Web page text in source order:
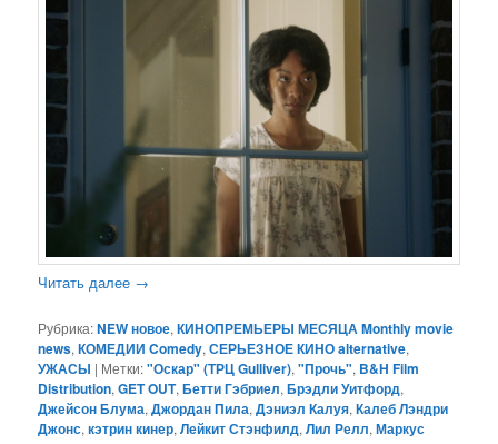
Читать далее →
Рубрика:NEW новое,КИНОПРЕМЬЕРЫ МЕСЯЦА Monthly movie
news,КОМЕДИИ Comedy,СЕРЬЕЗНОЕ КИНО alternative,
УЖАСЫ | Метки:"Оскар" (ТРЦ Gulliver),"Прочь", B&H Film
Distribution,GET OUT,Бетти Гэбриел,Брэдли Уитфорд,
Джейсон Блума,Джордан Пила,Дэниэл Калуя,Калеб Лэндри
Джонс,кэтрин кинер,Лейкит Стэнфилд,Лил Релл,Маркус